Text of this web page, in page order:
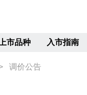
上市品种 入市指南
调价公告